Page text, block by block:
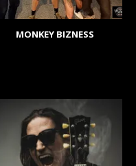
MONKEY BIZNESS